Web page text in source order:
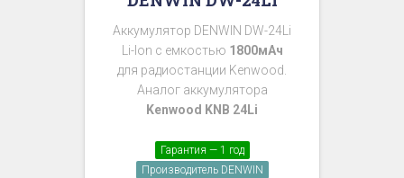
Аккумулятор DENWIN DW-24Li
Li-Ion с емкостью 1800мАч
для радиостанции Kenwood.
Аналог аккумулятора
Kenwood KNB 24Li
Гарантия — 1 год
Производитель DENWIN